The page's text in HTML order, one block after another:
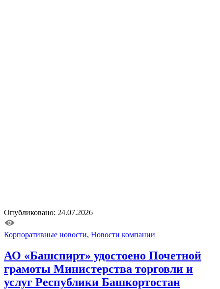
Опубликовано: 24.07.2026
Корпоративные новости, Новости компании
АО «Башспирт» удостоено Почетной
грамоты Министерства торговли и
услуг Республики Башкортостан